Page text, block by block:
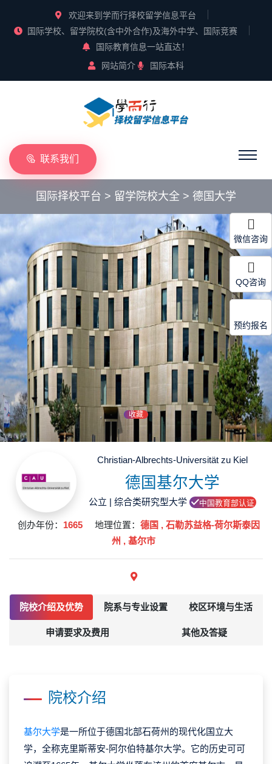
欢迎来到学而行择校留学信息平台
国际学校、留学院校(含中外合作)及海外中学、国际竞赛
国际教育信息一站直达！
网站简介
国际本科
联系我们
国际择校平台 > 留学院校大全 > 德国大学
收藏
Christian-Albrechts-Universität zu Kiel
德国基尔大学
公立 | 综合类研究型大学 中国教育部认证
创办年份： 1665 地理位置： 德国 , 石勒苏益格-荷尔斯泰因
州 , 基尔市
院校介绍及优势 院系与专业设置 校区环境与生活
申请要求及费用 其他及答疑
院校介绍
基尔大学是一所位于德国北部石荷州的现代化国立大
学，全称克里斯蒂安-阿尔伯特基尔大学。它的历史可可
微信咨询
QQ咨询
预约报名